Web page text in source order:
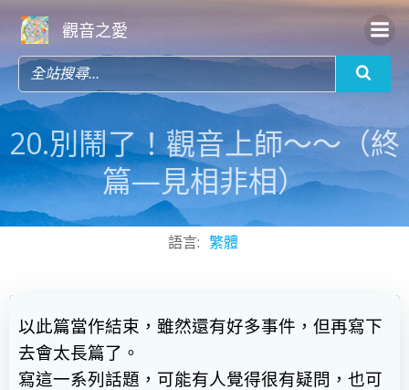
content
觀音之愛
20.別鬧了！觀音上師～～（終
篇—見相非相）
語言: 繁體
以此篇當作結束，雖然還有好多事件，但再寫下
去會太長篇了。
寫這一系列話題，可能有人覺得很有疑問，也可